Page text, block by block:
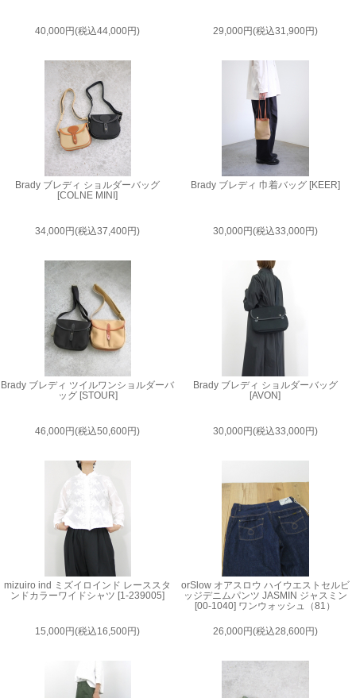
40,000円(税込44,000円) 29,000円(税込31,900円)
Brady ブレディ ショルダーバッグ
[COLNE MINI]
34,000円(税込37,400円)
Brady ブレディ 巾着バッグ [KEER]
30,000円(税込33,000円)
Brady ブレディ ツイルワンショルダーバ
ッグ [STOUR]
46,000円(税込50,600円)
Brady ブレディ ショルダーバッグ
[AVON]
30,000円(税込33,000円)
mizuiro ind ミズイロインド レーススタ
ンドカラーワイドシャツ [1-239005]
15,000円(税込16,500円)
orSlow オアスロウ ハイウエストセルビ
ッジデニムパンツ JASMIN ジャスミン
[00-1040] ワンウォッシュ（81）
26,000円(税込28,600円)